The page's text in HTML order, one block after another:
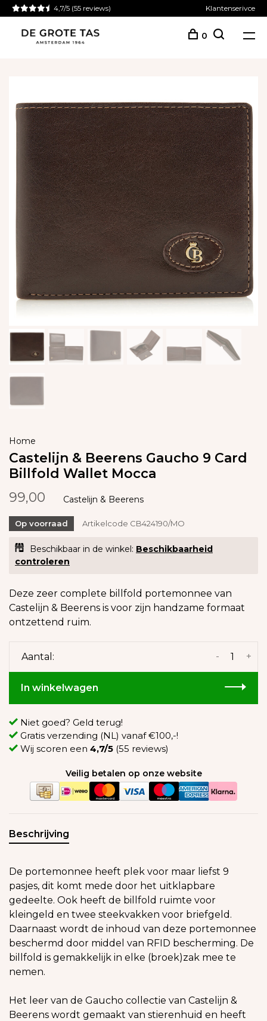
4,7/5 (55 reviews) Klantenserivce
0
Home
Castelijn & Beerens Gaucho 9 Card
Billfold Wallet Mocca
99,00
Castelijn & Beerens
Op voorraad Artikelcode CB424190/MO
Beschikbaar in de winkel: Beschikbaarheid
controleren
Deze zeer complete billfold portemonnee van
Castelijn & Beerens is voor zijn handzame formaat
ontzettend ruim.
Aantal: +
-
In winkelwagen
Niet goed? Geld terug!
Gratis verzending (NL) vanaf €100,-!
Wij scoren een 4,7/5 (55 reviews)
Veilig betalen op onze website
Beschrijving
De portemonnee heeft plek voor maar liefst 9
pasjes, dit komt mede door het uitklapbare
gedeelte. Ook heeft de billfold ruimte voor
kleingeld en twee steekvakken voor briefgeld.
Daarnaast wordt de inhoud van deze portemonnee
beschermd door middel van RFID bescherming. De
billfold is gemakkelijk in elke (broek)zak mee te
nemen.
Het leer van de Gaucho collectie van Castelijn &
Beerens wordt gemaakt van stierenhuid en heeft